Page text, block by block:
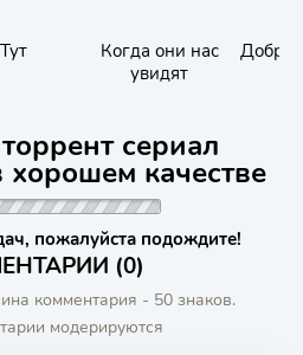
Тут
Когда они нас
увидят
сериал
качестве
пожалуйста подождите!
(0)
комментария - 50 знаков.
модерируются